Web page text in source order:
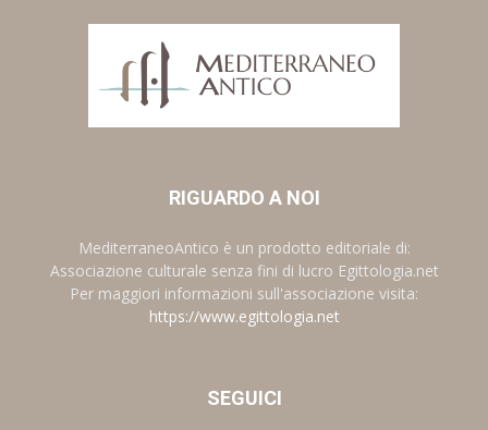
RIGUARDO A NOI
MediterraneoAntico è un prodotto editoriale di:
Associazione culturale senza fini di lucro Egittologia.net
Per maggiori informazioni sull'associazione visita:
https://www.egittologia.net
SEGUICI